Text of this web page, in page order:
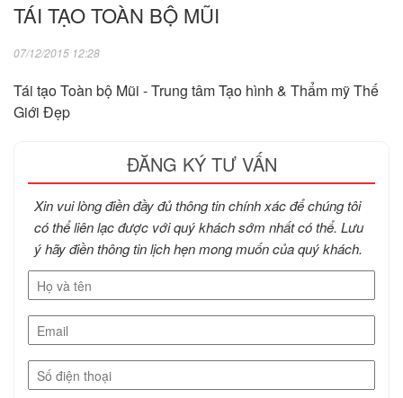
bạn xua đi mặc cảm của
mình về cánh tay.
TÁI TẠO TOÀN BỘ MŨI
07/12/2015 12:28
Tái tạo Toàn bộ Mũi - Trung tâm Tạo hình & Thẩm mỹ Thế
Giới Đẹp
ĐĂNG KÝ TƯ VẤN
Xin vui lòng điền đầy đủ thông tin chính xác để chúng tôi
có thể liên lạc được với quý khách sớm nhất có thể. Lưu
ý hãy điền thông tin lịch hẹn mong muốn của quý khách.